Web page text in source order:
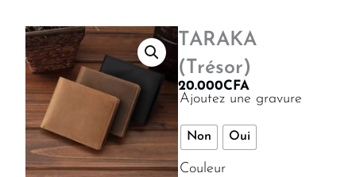
TARAKA
(Trésor)
20.000CFA
Ajoutez une gravure
Non Oui
Couleur
quantité
TARAKA
(Trésor)